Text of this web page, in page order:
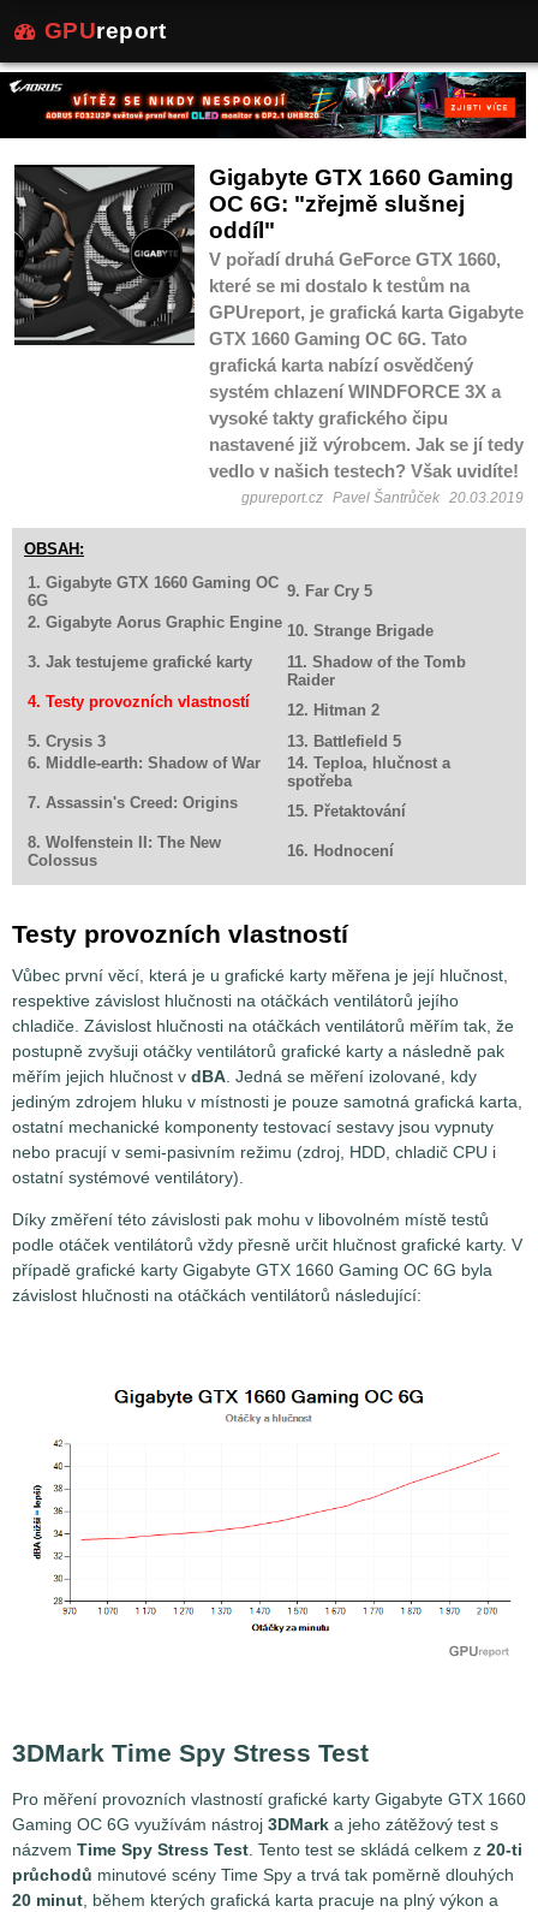
GPUreport
Gigabyte GTX 1660 Gaming
OC 6G: "zřejmě slušnej
oddíl"
V pořadí druhá GeForce GTX 1660,
které se mi dostalo k testům na
GPUreport, je grafická karta Gigabyte
GTX 1660 Gaming OC 6G. Tato
grafická karta nabízí osvědčený
systém chlazení WINDFORCE 3X a
vysoké takty grafického čipu
nastavené již výrobcem. Jak se jí tedy
vedlo v našich testech? Však uvidíte!
gpureport.cz Pavel Šantrůček 20.03.2019
OBSAH:
1. Gigabyte GTX 1660 Gaming OC
6G
9. Far Cry 5
2. Gigabyte Aorus Graphic Engine 10. Strange Brigade
3. Jak testujeme grafické karty
11. Shadow of the Tomb
Raider
4. Testy provozních vlastností
12. Hitman 2
5. Crysis 3
13. Battlefield 5
6. Middle-earth: Shadow of War
14. Teploa, hlučnost a
spotřeba
7. Assassin's Creed: Origins
15. Přetaktování
8. Wolfenstein II: The New
Colossus
16. Hodnocení
Testy provozních vlastností
Vůbec první věcí, která je u grafické karty měřena je její hlučnost,
respektive závislost hlučnosti na otáčkách ventilátorů jejího
chladiče. Závislost hlučnosti na otáčkách ventilátorů měřím tak, že
postupně zvyšuji otáčky ventilátorů grafické karty a následně pak
měřím jejich hlučnost v dBA. Jedná se měření izolované, kdy
jediným zdrojem hluku v místnosti je pouze samotná grafická karta,
ostatní mechanické komponenty testovací sestavy jsou vypnuty
nebo pracují v semi-pasivním režimu (zdroj, HDD, chladič CPU i
ostatní systémové ventilátory).
Díky změření této závislosti pak mohu v libovolném místě testů
podle otáček ventilátorů vždy přesně určit hlučnost grafické karty. V
případě grafické karty Gigabyte GTX 1660 Gaming OC 6G byla
závislost hlučnosti na otáčkách ventilátorů následující:
3DMark Time Spy Stress Test
Pro měření provozních vlastností grafické karty Gigabyte GTX 1660
Gaming OC 6G využívám nástroj 3DMark a jeho zátěžový test s
názvem Time Spy Stress Test . Tento test se skládá celkem z 20-ti
průchodů minutové scény Time Spy a trvá tak poměrně dlouhých
20 minut , během kterých grafická karta pracuje na plný výkon a